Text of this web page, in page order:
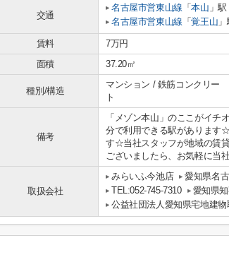
交通
名古屋市営東山線 「本山 」
名古屋市営東山線 「覚王山
賃料 7万円
面積
37.20㎡
種別/構造
マンション / 鉄筋コンクリー
ト
備考
「メゾン本山」のここがイ
分で利用できる駅があります
す☆当社スタッフが地域の賃
ございましたら、お気軽に当
取扱会社
みらいふ今池店
愛知県名
TEL:052-745-7310
愛知県
公益社団法人愛知県宅地建物